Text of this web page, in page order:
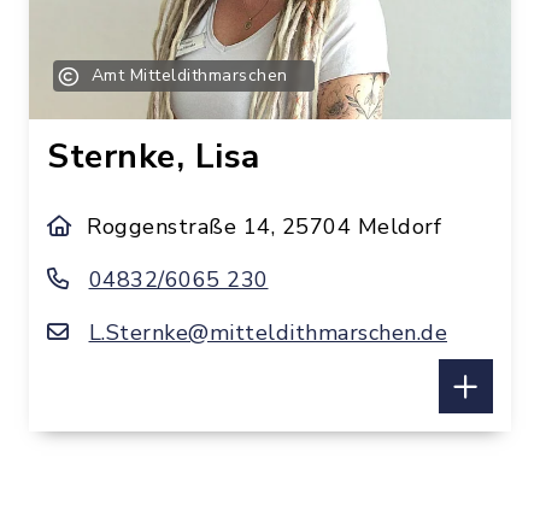
Amt Mitteldithmarschen
Sternke, Lisa
Roggenstraße 14, 25704 Meldorf
04832/6065 230
L.Sternke@mitteldithmarschen.de